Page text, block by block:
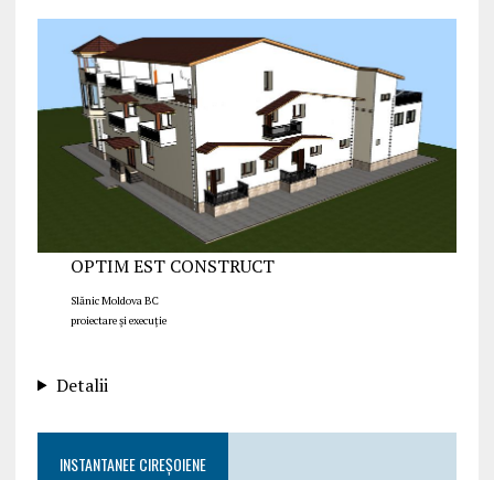
OPTIM EST CONSTRUCT
Slănic Moldova BC
proiectare și execuție
Detalii
INSTANTANEE CIREȘOIENE